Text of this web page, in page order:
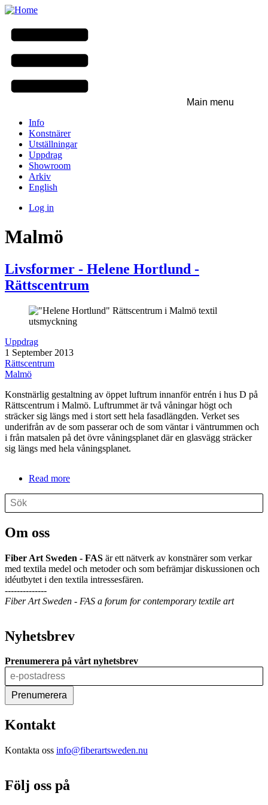
Skip
main
content
Main menu
Info
Konstnärer
Utställningar
Uppdrag
Showroom
Arkiv
English
menu
Log in
Malmö
Livsformer - Helene Hortlund -
Rättscentrum
Uppdrag
1 September 2013
Rättscentrum
Malmö
Konstnärlig gestaltning av öppet luftrum innanför entrén i hus D på
Rättscentrum i Malmö. Luftrummet är två våningar högt och
sträcker sig längs med i stort sett hela fasadlängden. Verket ses
underifrån av de som passerar och de som väntar i väntrummen och
i från matsalen på det övre våningsplanet där en glasvägg sträcker
sig längs med hela våningsplanet.
Read more
Helene
Search
Search
Om oss
Fiber Art Sweden - FAS är ett nätverk av konstnärer som verkar
med textila medel och metoder och som befrämjar diskussionen och
idéutbytet i den textila intressesfären.
--------------
Fiber Art Sweden - FAS a forum for contemporary textile art
Nyhetsbrev
Prenumerera på vårt nyhetsbrev
Kontakt
Kontakta oss info@fiberartsweden.nu
Följ oss på